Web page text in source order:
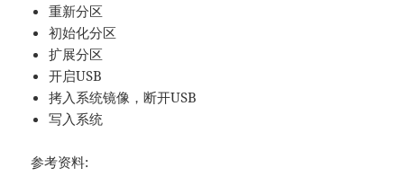
重新分区
初始化分区
扩展分区
开启USB
拷入系统镜像，断开USB
写入系统
参考资料: